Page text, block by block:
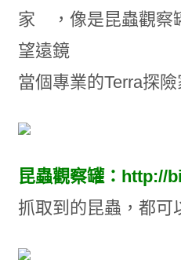
家 ，像是昆蟲觀察
望遠鏡
當個專業的Terra探險
昆蟲觀察罐：http://
抓取到的昆蟲，都可